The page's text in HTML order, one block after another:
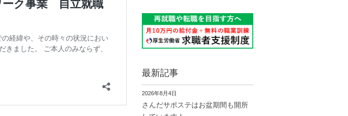
最新記事
2026年8月4日
さんだサポステはお盆期間も開所